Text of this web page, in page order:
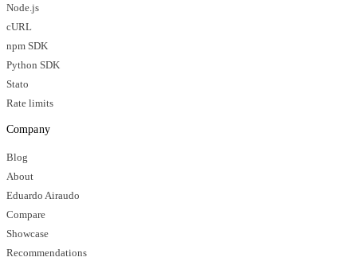
Node.js
cURL
npm SDK
Python SDK
Stato
Rate limits
Company
Blog
About
Eduardo Airaudo
Compare
Showcase
Recommendations